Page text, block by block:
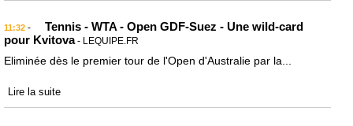
11:32 -
Tennis - WTA - Open GDF-Suez - Une wild-card
pour Kvitova - LEQUIPE.FR
Eliminée dès le premier tour de l'Open d'Australie par la...
Lire la suite